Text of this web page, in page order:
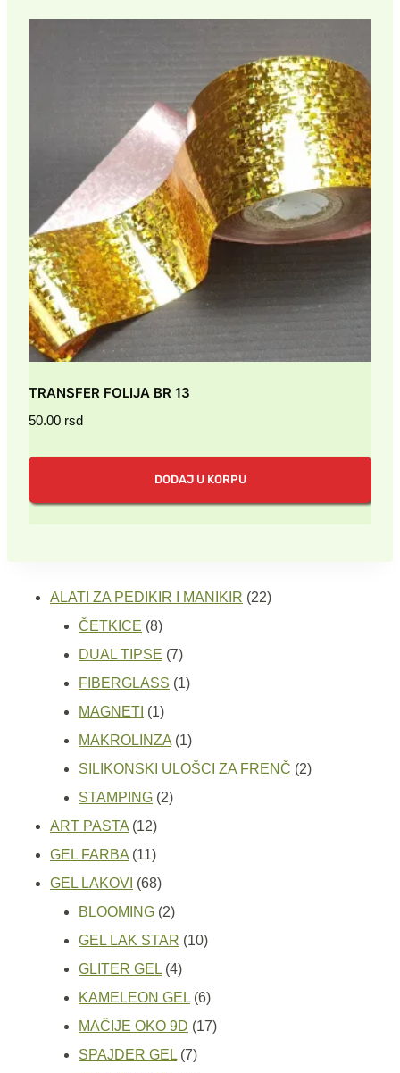
TRANSFER FOLIJA BR 13
50.00 rsd
DODAJ U KORPU
ALATI ZA PEDIKIR I MANIKIR 2222
ČETKICE 88
proizvoda
DUAL TIPSE 77
proizvoda
FIBERGLASS 11
MAGNETI 11
proizvod
MAKROLINZA 11
proizvod
SILIKONSKI ULOŠCI ZA FRENČ 22
STAMPING 22
ART PASTA 1212
proizvoda
GEL FARBA 1111
proizvoda
GEL LAKOVI 6868
proizvoda
BLOOMING 22
proizvoda
GEL LAK STAR 1010
GLITER GEL 44
proizvoda
KAMELEON GEL 66
proizvoda
MAČIJE OKO 9D 1717
SPAJDER GEL 77